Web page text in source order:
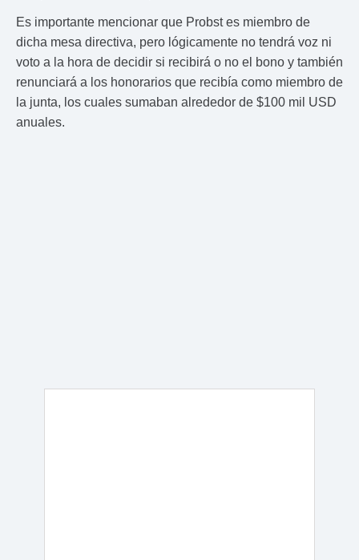
Es importante mencionar que Probst es miembro de
dicha mesa directiva, pero lógicamente no tendrá voz ni
voto a la hora de decidir si recibirá o no el bono y también
renunciará a los honorarios que recibía como miembro de
la junta, los cuales sumaban alrededor de $100 mil USD
anuales.